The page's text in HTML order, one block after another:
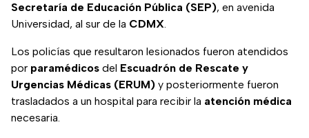
Secretaría de Educación Pública (SEP), en avenida
Universidad, al sur de la CDMX.
Los policías que resultaron lesionados fueron atendidos
por paramédicos del Escuadrón de Rescate y
Urgencias Médicas (ERUM) y posteriormente fueron
trasladados a un hospital para recibir la atención médica
necesaria.